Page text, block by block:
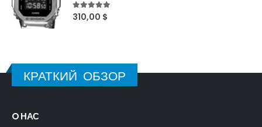
5out of 5
310,00 $
КРАТКИЙ ОБЗОР
O НАС